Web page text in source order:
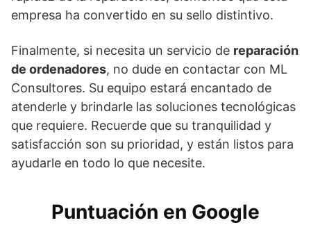
empresa ha convertido en su sello distintivo.
Finalmente, si necesita un servicio de reparación
de ordenadores, no dude en contactar con ML
Consultores. Su equipo estará encantado de
atenderle y brindarle las soluciones tecnológicas
que requiere. Recuerde que su tranquilidad y
satisfacción son su prioridad, y están listos para
ayudarle en todo lo que necesite.
Puntuación en Google